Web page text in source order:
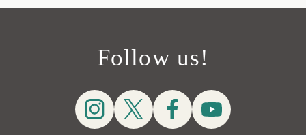
Follow us!